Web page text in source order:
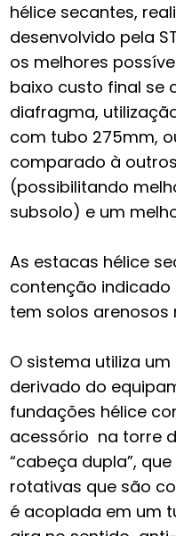
hélice secantes,
desenvolvido pela
os melhores
baixo custo final se
diafragma,
com tubo 275mm,
comparado à
(possibilitando
subsolo) e um
As estacas hélice
contenção
tem solos arenosos
O sistema utiliza
derivado do
fundações hélice
acessório na torre
“cabeça dupla”,
rotativas que são
é acoplada em um